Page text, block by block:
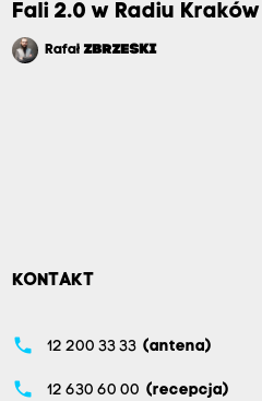
Fali 2.0 w Radiu Kraków
RafałZBRZESKI
KONTAKT
phone 12 200 33 33 (antena)
phone 12 630 60 00 (recepcja)